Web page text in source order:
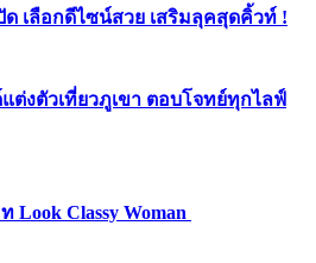
ด เลือกดีไซน์สวย เสริมลุคสุดคิ้วท์ !
แต่งตัวเที่ยวภูเขา ตอบโจทย์ทุกไลฟ์
Look Classy Woman